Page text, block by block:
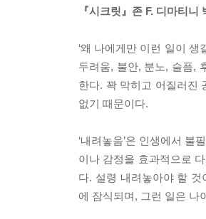
『시크릿』존 F. 디마티니
‘왜 나에게만 이런 일이 생
두려움, 불안, 분노, 슬픔,
한다. 꽉 막히고 어질러진
없기 때문이다.
‘내려놓음’은 인생에서
이나 감정을 효과적으로
다. 설령 내려놓아야 할
에 잠식되며, 그런 일은 나